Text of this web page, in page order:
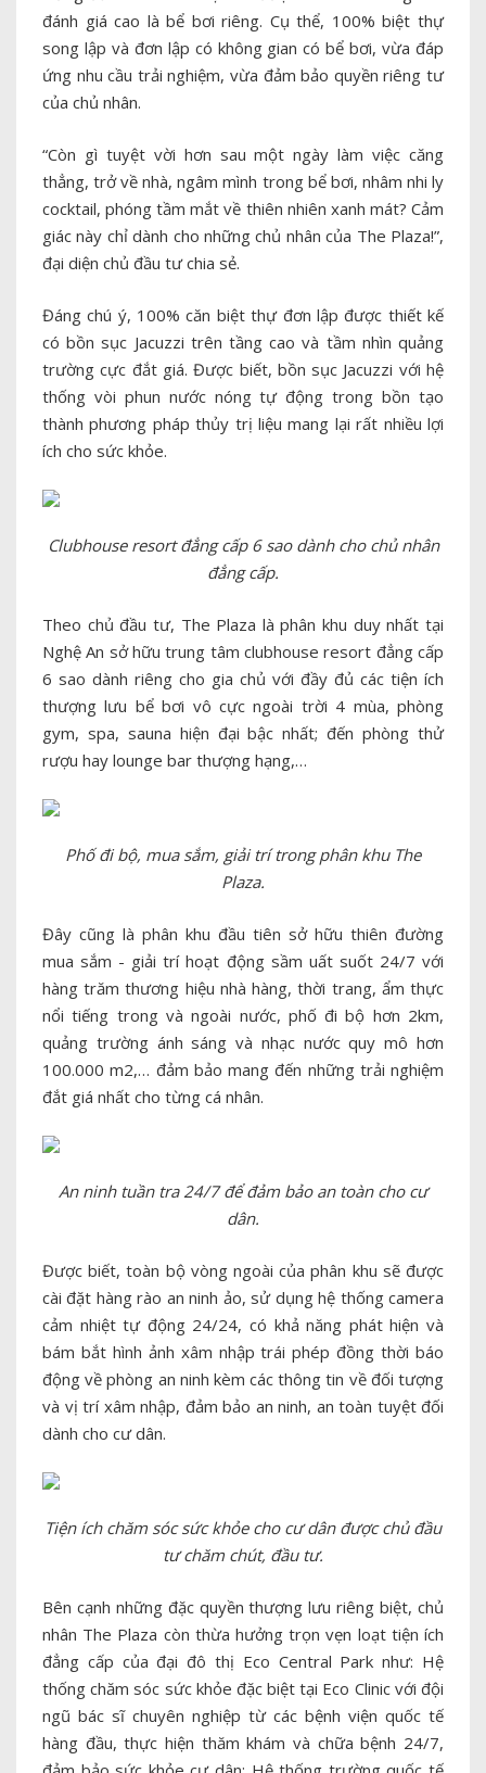
đánh giá cao là bể bơi riêng. Cụ thể, 100% biệt thự
song lập và đơn lập có không gian có bể bơi, vừa đáp
ứng nhu cầu trải nghiệm, vừa đảm bảo quyền riêng tư
của chủ nhân.
“Còn gì tuyệt vời hơn sau một ngày làm việc căng
thẳng, trở về nhà, ngâm mình trong bể bơi, nhâm nhi ly
cocktail, phóng tầm mắt về thiên nhiên xanh mát? Cảm
giác này chỉ dành cho những chủ nhân của The Plaza!”,
đại diện chủ đầu tư chia sẻ.
Đáng chú ý, 100% căn biệt thự đơn lập được thiết kế
có bồn sục Jacuzzi trên tầng cao và tầm nhìn quảng
trường cực đắt giá. Được biết, bồn sục Jacuzzi với hệ
thống vòi phun nước nóng tự động trong bồn tạo
thành phương pháp thủy trị liệu mang lại rất nhiều lợi
ích cho sức khỏe.
Clubhouse resort đẳng cấp 6 sao dành cho chủ nhân
đẳng cấp.
Theo chủ đầu tư, The Plaza là phân khu duy nhất tại
Nghệ An sở hữu trung tâm clubhouse resort đẳng cấp
6 sao dành riêng cho gia chủ với đầy đủ các tiện ích
thượng lưu bể bơi vô cực ngoài trời 4 mùa, phòng
gym, spa, sauna hiện đại bậc nhất; đến phòng thử
rượu hay lounge bar thượng hạng,…
Phố đi bộ, mua sắm, giải trí trong phân khu The
Plaza.
Đây cũng là phân khu đầu tiên sở hữu thiên đường
mua sắm - giải trí hoạt động sầm uất suốt 24/7 với
hàng trăm thương hiệu nhà hàng, thời trang, ẩm thực
nổi tiếng trong và ngoài nước, phố đi bộ hơn 2km,
quảng trường ánh sáng và nhạc nước quy mô hơn
100.000 m2,… đảm bảo mang đến những trải nghiệm
đắt giá nhất cho từng cá nhân.
An ninh tuần tra 24/7 để đảm bảo an toàn cho cư
dân.
Được biết, toàn bộ vòng ngoài của phân khu sẽ được
cài đặt hàng rào an ninh ảo, sử dụng hệ thống camera
cảm nhiệt tự động 24/24, có khả năng phát hiện và
bám bắt hình ảnh xâm nhập trái phép đồng thời báo
động về phòng an ninh kèm các thông tin về đối tượng
và vị trí xâm nhập, đảm bảo an ninh, an toàn tuyệt đối
dành cho cư dân.
Tiện ích chăm sóc sức khỏe cho cư dân được chủ đầu
tư chăm chút, đầu tư.
Bên cạnh những đặc quyền thượng lưu riêng biệt, chủ
nhân The Plaza còn thừa hưởng trọn vẹn loạt tiện ích
đẳng cấp của đại đô thị Eco Central Park như: Hệ
thống chăm sóc sức khỏe đặc biệt tại Eco Clinic với đội
ngũ bác sĩ chuyên nghiệp từ các bệnh viện quốc tế
hàng đầu, thực hiện thăm khám và chữa bệnh 24/7,